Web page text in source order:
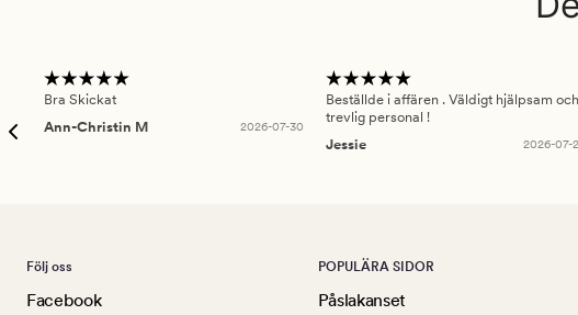
Bra Skickat
Ann-Christin M
2026-07-30
Beställde i affären . Väldigt hjälpsam och
trevlig personal !
Jessie
2026-07-
Följ oss
Facebook
POPULÄRA SIDOR
Påslakanset